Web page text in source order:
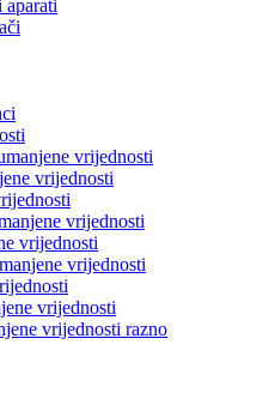
aparati
vrijednosti
vrijednosti
vrijednosti
vrijednosti
vrijednosti
vrijednosti
vrijednosti razno